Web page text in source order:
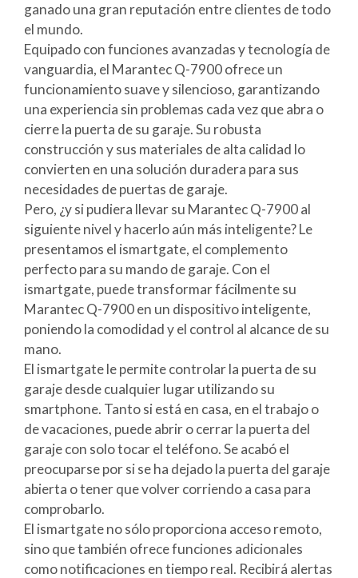
ganado una gran reputación entre clientes de todo
el mundo.
Equipado con funciones avanzadas y tecnología de
vanguardia, el Marantec Q-7900 ofrece un
funcionamiento suave y silencioso, garantizando
una experiencia sin problemas cada vez que abra o
cierre la puerta de su garaje. Su robusta
construcción y sus materiales de alta calidad lo
convierten en una solución duradera para sus
necesidades de puertas de garaje.
Pero, ¿y si pudiera llevar su Marantec Q-7900 al
siguiente nivel y hacerlo aún más inteligente? Le
presentamos el ismartgate, el complemento
perfecto para su mando de garaje. Con el
ismartgate, puede transformar fácilmente su
Marantec Q-7900 en un dispositivo inteligente,
poniendo la comodidad y el control al alcance de su
mano.
El ismartgate le permite controlar la puerta de su
garaje desde cualquier lugar utilizando su
smartphone. Tanto si está en casa, en el trabajo o
de vacaciones, puede abrir o cerrar la puerta del
garaje con solo tocar el teléfono. Se acabó el
preocuparse por si se ha dejado la puerta del garaje
abierta o tener que volver corriendo a casa para
comprobarlo.
El ismartgate no sólo proporciona acceso remoto,
sino que también ofrece funciones adicionales
como notificaciones en tiempo real. Recibirá alertas